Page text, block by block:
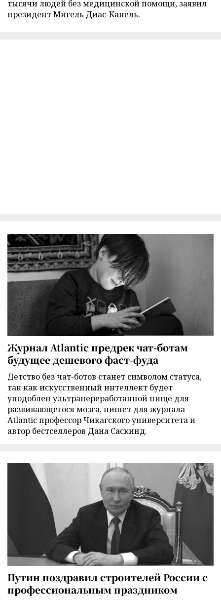
тысячи людей без медицинской помощи, заявил
президент Мигель Диас-Канель.
Журнал Atlantic предрек чат-ботам
будущее дешевого фаст-фуда
Детство без чат-ботов станет символом статуса,
так как искусственный интеллект будет
уподоблен ультрапереработанной пище для
развивающегося мозга, пишет для журнала
Atlantic профессор Чикагского университета и
автор бестселлеров Дана Саскинд.
Путин поздравил строителей России с
профессиональным праздником